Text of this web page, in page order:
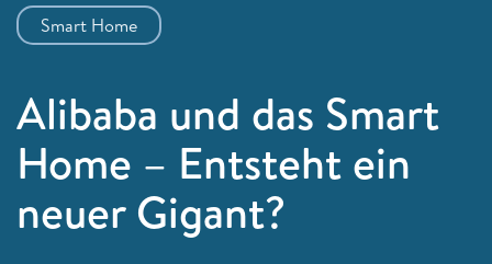
Smart Home
Alibaba und das Smart
Home – Entsteht ein
neuer Gigant?